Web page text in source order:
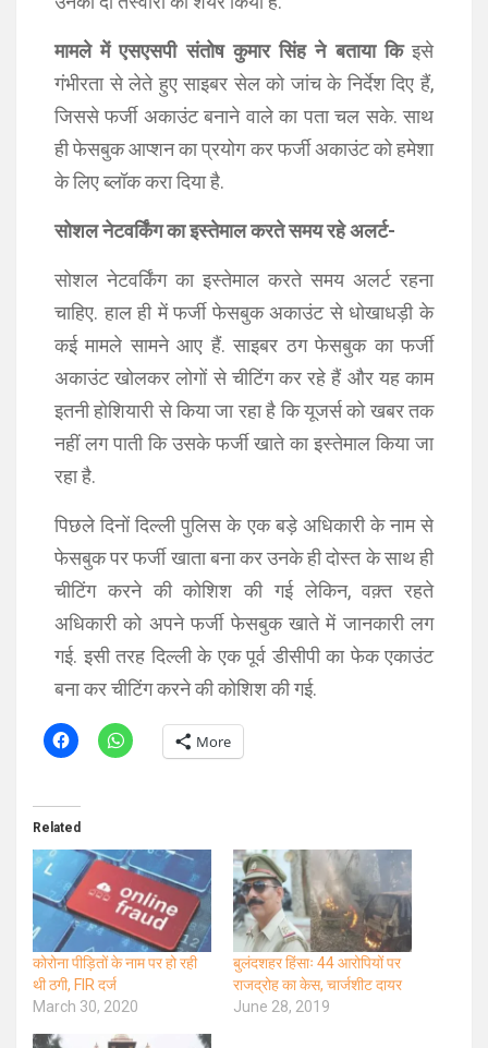
मामले में एसएसपी संतोष कुमार सिंह ने बताया किइसे
गंभीरता से लेते हुए साइबर सेल को जांच के निर्देश दिए हैं,
जिससे फर्जी अकाउंट बनाने वाले का पता चल सके. साथ
ही फेसबुक आप्शन का प्रयोग कर फर्जी अकाउंट को हमेशा
के लिए ब्लॉक करा दिया है.
सोशल नेटवर्किंग का इस्तेमाल करते समय रहे अलर्ट-
सोशल नेटवर्किंग का इस्तेमाल करते समय अलर्ट रहना
चाहिए. हाल ही में फर्जी फेसबुक अकाउंट से धोखाधड़ी के
कई मामले सामने आए हैं. साइबर ठग फेसबुक का फर्जी
अकाउंट खोलकर लोगों से चीटिंग कर रहे हैं और यह काम
इतनी होशियारी से किया जा रहा है कि यूजर्स को खबर तक
नहीं लग पाती कि उसके फर्जी खाते का इस्तेमाल किया जा
रहा है.
पिछले दिनों दिल्ली पुलिस के एक बड़े अधिकारी के नाम से
फेसबुक पर फर्जी खाता बना कर उनके ही दोस्त के साथ ही
चीटिंग करने की कोशिश की गई लेकिन, वक़्त रहते
अधिकारी को अपने फर्जी फेसबुक खाते में जानकारी लग
गई. इसी तरह दिल्ली के एक पूर्व डीसीपी का फेक एकाउंट
बना कर चीटिंग करने की कोशिश की गई.
More
Related
कोरोना पीड़ितों के नाम पर हो रही
थी ठगी, FIR दर्ज
March 30, 2020
बुलंदशहर हिंसाः 44 आरोपियों पर
राजद्रोह का केस, चार्जशीट दायर
June 28, 2019